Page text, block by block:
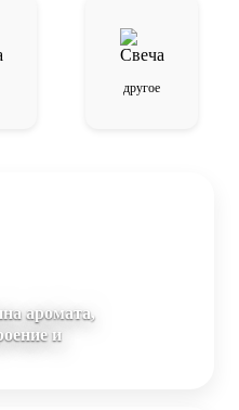
другое
аромата,
и